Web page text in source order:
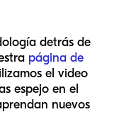
detrás de
página de
el video
espejo en el
nuevos